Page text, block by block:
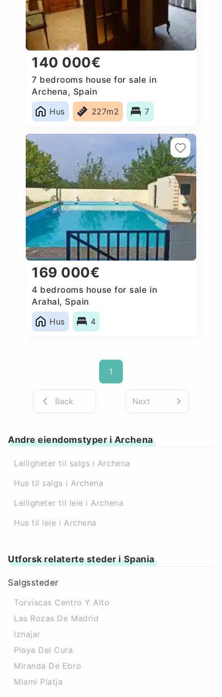
140 000€
7 bedrooms house for sale in
Archena, Spain
Hus
227m2 7
169 000€
4 bedrooms house for sale in
Arahal, Spain
Hus
4
1
Back Next
Andre eiendomstyper i Archena
Leiligheter til salgs i Archena
Hus til salgs i Archena
Leiligheter til leie i Archena
Hus til leie i Archena
Utforsk relaterte steder i Spania
Salgssteder
Torviscas Centro Y Alto
Las Rozas De Madrid
Iznajar
Playa Del Cura
Miranda De Ebro
Miami Platja